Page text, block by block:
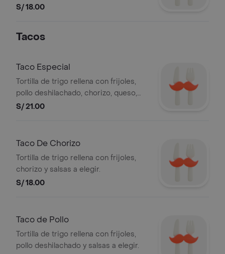
papitas al hilo y salsas a elegir.
S/ 18.00
Tacos
Taco Especial
Tortilla de trigo rellena con frijoles,
pollo deshilachado, chorizo, queso,
tocino y salsas a elegir.
S/ 21.00
Taco De Chorizo
Tortilla de trigo rellena con frijoles,
chorizo y salsas a elegir.
S/ 18.00
Taco de Pollo
Tortilla de trigo rellena con frijoles,
pollo deshilachado y salsas a elegir.